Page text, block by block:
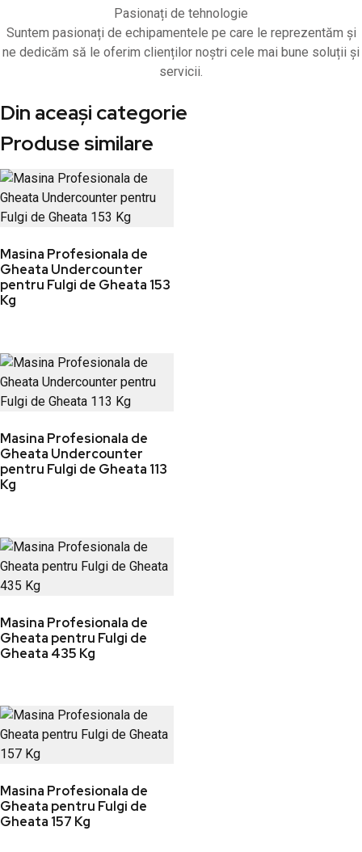
Pasionați de tehnologie
Suntem pasionați de echipamentele pe care le reprezentăm și
ne dedicăm să le oferim clienților noștri cele mai bune soluții și
servicii.
Din aceași categorie
Produse similare
Masina Profesionala de
Gheata Undercounter
pentru Fulgi de Gheata 153
Kg
Masina Profesionala de
Gheata Undercounter
pentru Fulgi de Gheata 113
Kg
Masina Profesionala de
Gheata pentru Fulgi de
Gheata 435 Kg
Masina Profesionala de
Gheata pentru Fulgi de
Gheata 157 Kg